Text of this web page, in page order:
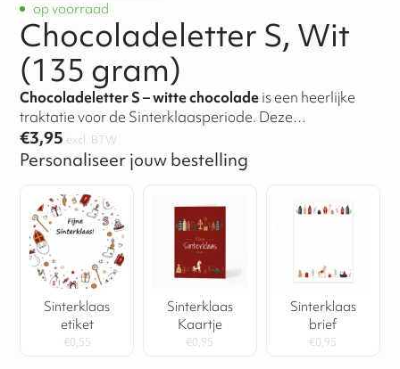
op voorraad
Chocoladeletter S, Wit
(135 gram)
Chocoladeletter S – witte chocolade is een heerlijke
traktatie voor de Sinterklaasperiode. Deze
chocoladeletter is gemaakt van romige witte chocolade
en smelt zacht in de mond. Met een gewicht van 135
gram en een luxe uitstraling is deze letter perfect om
€3,95 excl. BTW
Personaliseer jouw bestelling
Sinterklaas
etiket
€0,55
Sinterklaas
Kaartje
€0,95
Sinterklaas
brief
€0,95